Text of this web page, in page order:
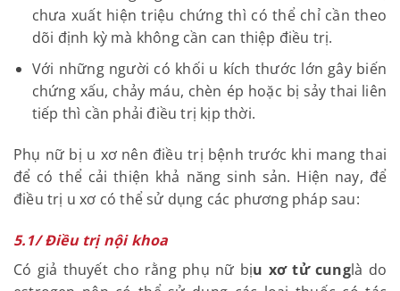
Cách điều trịu xơ tử cungở mỗi người bệnh sẽ
không giống nhau, bởi, tùy thuộc vào độ tuổi, kích
người gặp phải sẽ có cách điều trị cụ thể.
Đối với những người có khối u kích thước nhỏ,
theo dõi định kỳ mà không cần can thiệp điều trị.
Với những người có khối u kích thước lớn gây
thai liên tiếp thì cần phải điều trị kịp thời.
Phụ nữ bị u xơ nên điều trị bệnh trước khi mang